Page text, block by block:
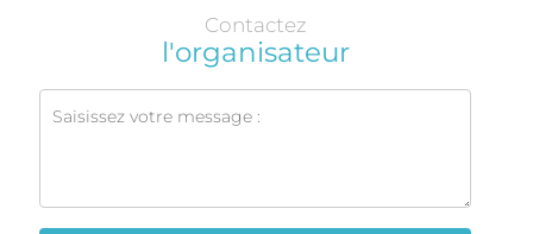
Contactez
l'organisateur